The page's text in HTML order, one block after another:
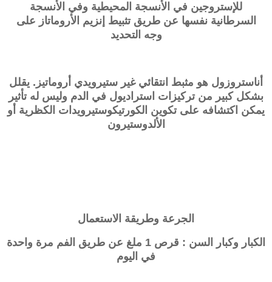
للإستروجين في الأنسجة المحيطية وفي الأنسجة
السرطانية نفسها عن طريق تثبيط إنزيم الأروماتاز ​​على
وجه التحديد
أناستروزول هو مثبط انتقائي غير ستيرويدي أروماتيز. يقلل
بشكل كبير من تركيزات استراديول في الدم وليس له تأثير
يمكن اكتشافه على تكوين الكورتيكوستيرويدات الكظرية أو
الألدوستيرون
الجرعة وطريقة الاستعمال
الكبار وكبار السن : قرص 1 ملغ عن طريق الفم مرة واحدة
في اليوم